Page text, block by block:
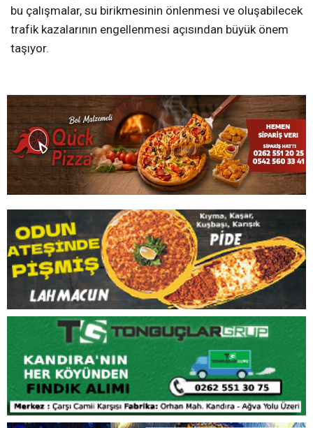
bu çalışmalar, su birikmesinin önlenmesi ve oluşabilecek
trafik kazalarının engellenmesi açısından büyük önem
taşıyor.